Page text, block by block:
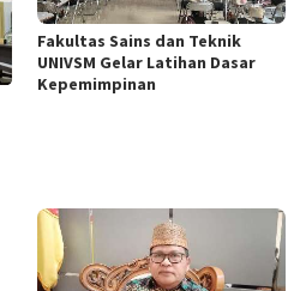
Fakultas Sains dan Teknik
UNIVSM Gelar Latihan Dasar
Kepemimpinan